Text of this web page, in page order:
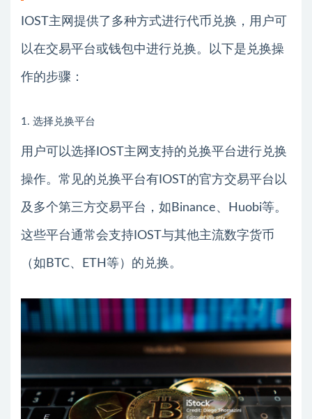
IOST主网提供了多种方式进行代币兑换，用户可
以在交易平台或钱包中进行兑换。以下是兑换操
作的步骤：
1. 选择兑换平台
用户可以选择IOST主网支持的兑换平台进行兑换
操作。常见的兑换平台有IOST的官方交易平台以
及多个第三方交易平台，如Binance、Huobi等。
这些平台通常会支持IOST与其他主流数字货币
（如BTC、ETH等）的兑换。